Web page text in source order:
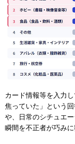
カード情報等を入力
焦っていた」という
や、日常のシチュエ
瞬間を不正者が巧み